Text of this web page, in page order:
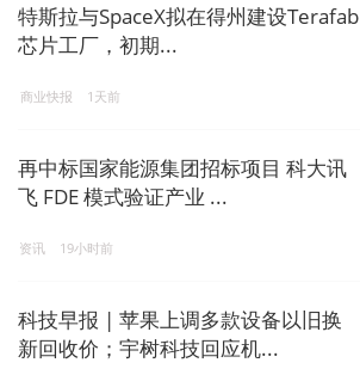
特斯拉与SpaceX拟在得州建设Terafab
芯片工厂，初期...
商业快报 1天前
再中标国家能源集团招标项目 科大讯
飞 FDE 模式验证产业 ...
资讯 19小时前
科技早报 | 苹果上调多款设备以旧换
新回收价；宇树科技回应机...